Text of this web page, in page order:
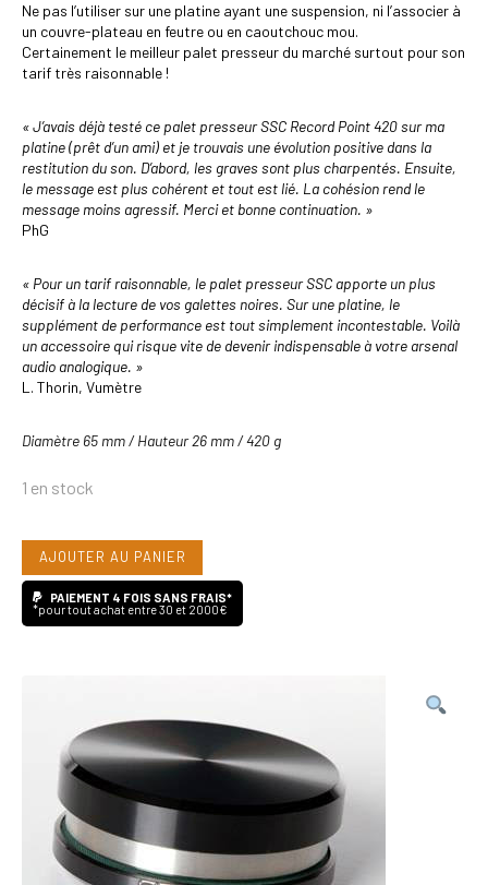
Ne pas l’utiliser sur une platine ayant une suspension, ni l’associer à
un couvre-plateau en feutre ou en caoutchouc mou.
Certainement le meilleur palet presseur du marché surtout pour son
tarif très raisonnable !
« J’avais déjà testé ce palet presseur SSC Record Point 420 sur ma
platine (prêt d’un ami) et je trouvais une évolution positive dans la
restitution du son. D’abord, les graves sont plus charpentés. Ensuite,
le message est plus cohérent et tout est lié. La cohésion rend le
message moins agressif. Merci et bonne continuation. »
PhG
« Pour un tarif raisonnable, le palet presseur SSC apporte un plus
décisif à la lecture de vos galettes noires. Sur une platine, le
supplément de performance est tout simplement incontestable. Voilà
un accessoire qui risque vite de devenir indispensable à votre arsenal
audio analogique. »
L. Thorin, Vumètre
Diamètre 65 mm /Hauteur 26 mm /420 g
1 en stock
quantité
de
SSC
AJOUTER AU PANIER
PAIEMENT 4 FOIS SANS FRAIS*
*pour tout achat entre 30 et 2000€